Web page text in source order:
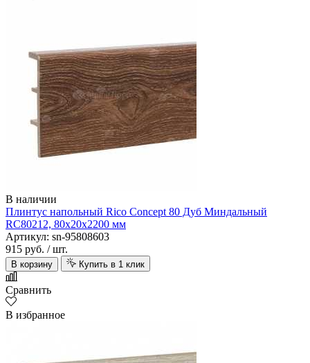
В наличии
Плинтус напольный Rico Concept 80 Дуб Миндальный
RC80212, 80х20х2200 мм
Артикул: sn-95808603
915 руб. / шт.
В корзину Купить в 1 клик
Сравнить
В избранное